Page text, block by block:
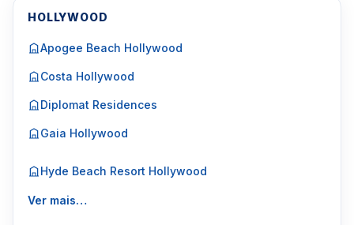
HOLLYWOOD
Apogee Beach Hollywood
Costa Hollywood
Diplomat Residences
Gaia Hollywood
Hyde Beach Resort Hollywood
Ver mais…